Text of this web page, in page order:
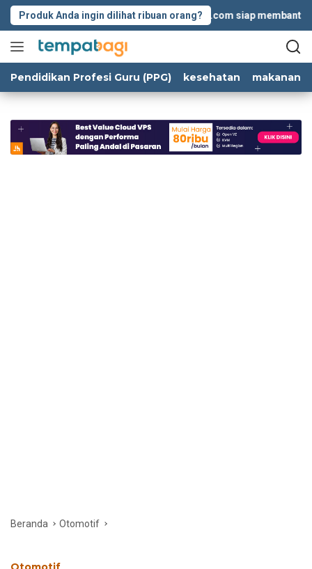
Langsung
Produk Anda ingin dilihat ribuan orang?Tempatbagi.com siap membantu
Pendidikan Profesi Guru (PPG) kesehatan makanan
Beranda Otomotif